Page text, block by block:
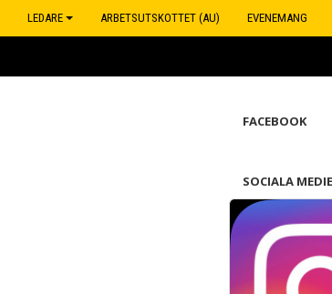
LEDARE ARBETSUTSKOTTET (AU) EVENEMANG
FACEBOOK
SOCIALA